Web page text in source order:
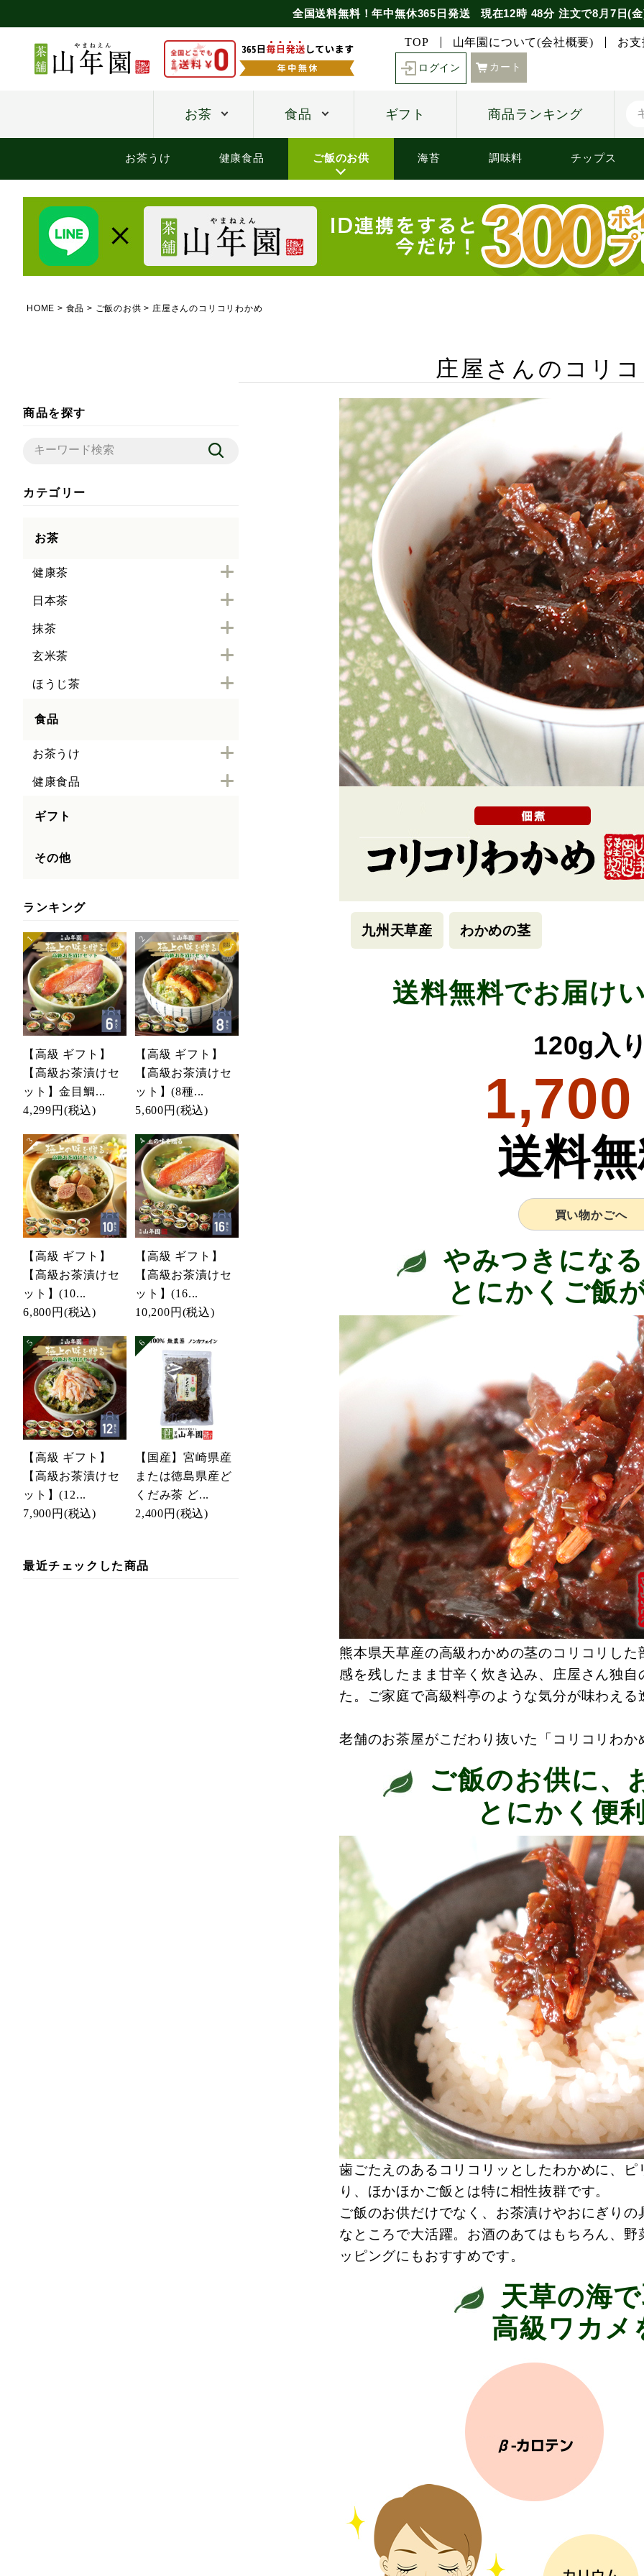
全国送料無料！年中無休365日発送 現在12時 48分 注文で8月7日(
TOP 山年園について(会社概要) お
ログイン カート
お茶 食品 ギフト 商品ランキング
お茶うけ 健康食品 ご飯のお供 海苔 調味料 チップス
HOME 食品 ご飯のお供 庄屋さんのコリコリわかめ
商品を探す
カテゴリー
お茶
健康茶
日本茶
抹茶
玄米茶
ほうじ茶
食品
お茶うけ
健康食品
ギフト
その他
ランキング
【高級 ギフト】
【高級お茶漬けセ
ット】金目鯛...
4,299円 (税込)
【高級 ギフト】
【高級お茶漬けセ
ット】(8種...
5,600円 (税込)
【高級 ギフト】
【高級お茶漬けセ
ット】(10...
6,800円 (税込)
【高級 ギフト】
【高級お茶漬けセ
ット】(16...
10,200円 (税込)
【高級 ギフト】
【高級お茶漬けセ
ット】(12...
7,900円 (税込)
【国産】宮崎県産
または徳島県産ど
くだみ茶 ど...
2,400円 (税込)
最近チェックした商品
庄屋さんのコリ
九州天草産 わかめの茎
送料無料でお届け
120g入
1,700
送料
買い物かごへ
やみつきにな
とにかくご飯
熊本県天草産の高級わかめの茎のコリコリし
感を残したまま甘辛く炊き込み、庄屋さん独
た。ご家庭で高級料亭のような気分が味わえる
老舗のお茶屋がこだわり抜いた「コリコリわ
ご飯のお供に、
とにかく便
歯ごたえのあるコリコリッとしたわかめに、
り、ほかほかご飯とは特に相性抜群です。
ご飯のお供だけでなく、お茶漬けやおにぎり
なところで大活躍。お酒のあてはもちろん、
ッピングにもおすすめです。
天草の海
高級ワカメ